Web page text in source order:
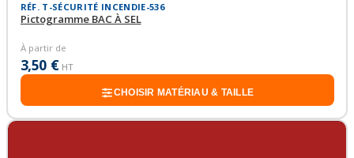
RÉF. T-SÉCURITÉ INCENDIE-536
Pictogramme BAC À SEL
À partir de
3,50 € HT
CHOISIR MATÉRIAU & TAILLE